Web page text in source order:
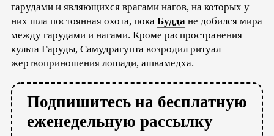
гарудами и являющихся врагами нагов, на которых у
них шла постоянная охота, пока Будда не добился мира
между гарудами и нагами. Кроме распространения
культа Гаруды, Самудрагупта возродил ритуал
жертвоприношения лошади, ашвамедха.
Подпишитесь на бесплатную
еженедельную рассылку